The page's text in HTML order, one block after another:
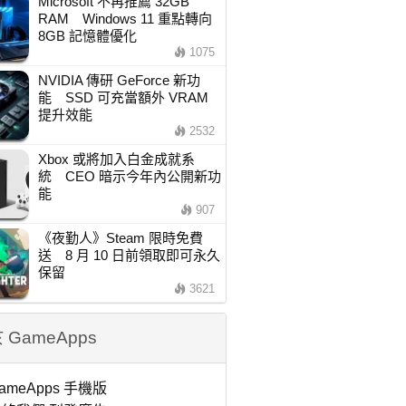
RAM Windows 11 重點轉向
8GB 記憶體優化
1075
NVIDIA 傳研 GeForce 新功
能 SSD 可充當額外 VRAM
提升效能
2532
Xbox 或將加入白金成就系
統 CEO 暗示今年內公開新功
能
907
《夜勤人》Steam 限時免費
送 8 月 10 日前領取即可永久
保留
3621
GameApps
手機版